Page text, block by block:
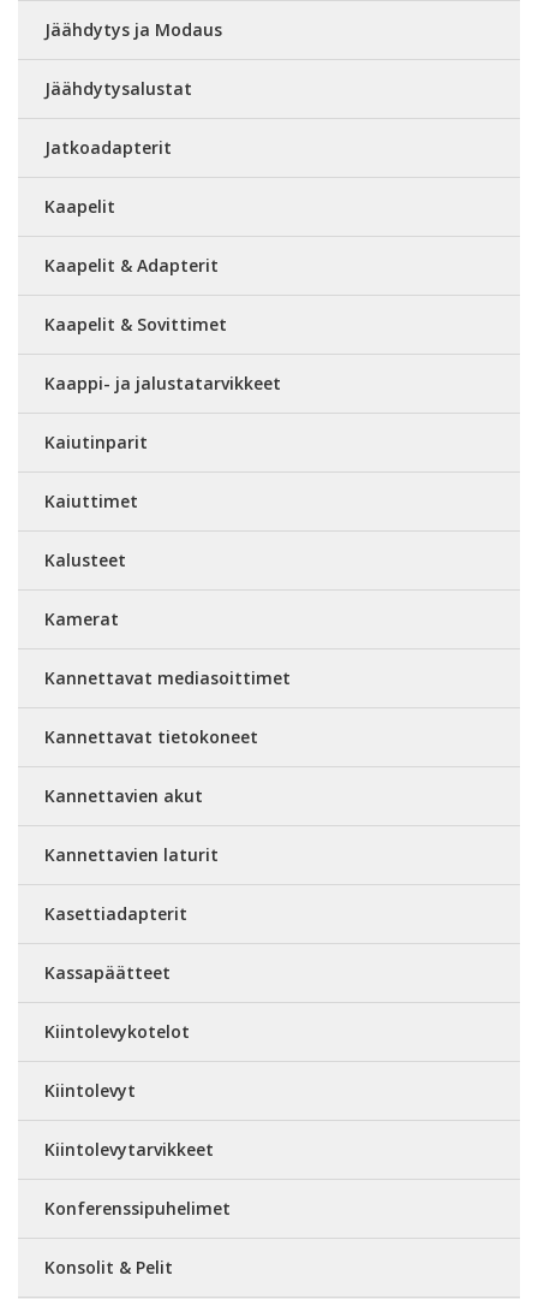
Jäähdytys ja Modaus
Jäähdytysalustat
Jatkoadapterit
Kaapelit
Kaapelit & Adapterit
Kaapelit & Sovittimet
Kaappi- ja jalustatarvikkeet
Kaiutinparit
Kaiuttimet
Kalusteet
Kamerat
Kannettavat mediasoittimet
Kannettavat tietokoneet
Kannettavien akut
Kannettavien laturit
Kasettiadapterit
Kassapäätteet
Kiintolevykotelot
Kiintolevyt
Kiintolevytarvikkeet
Konferenssipuhelimet
Konsolit & Pelit